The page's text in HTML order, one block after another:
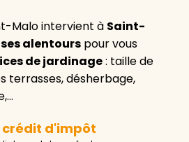
Malo intervient à Saint-
alentours pour vous
de jardinage: taille de
terrasses, désherbage,
crédit d'impôt